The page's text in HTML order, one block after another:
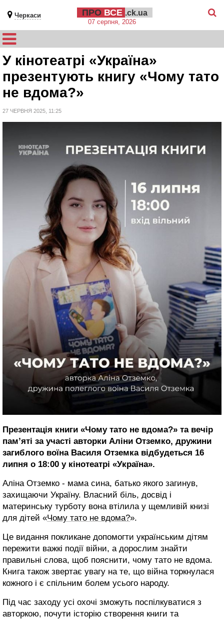
Черкаси ПРО ВСЕ .ck.ua
07 серпня, 2026
У кінотеатрі «Україна»
презентують книгу «Чому тато
не вдома?»
27 ЧЕРВНЯ 2025, 11:25
Презентація книги «Чому тато не вдома?» та вечір
пам’яті за участі авторки Аліни Отземко, дружини
загиблого воїна Василя Отземка відбудеться 16
липня о 18:00 у кінотеатрі «Україна».
Аліна Отземко - мама сина, батько якого загинув,
захищаючи Україну. Власний біль, досвід і
материнську турботу вона втілила у щемливій книзі
для дітей «Чому тато не вдома?».
Це видання покликане допомогти українським дітям
пережити важкі події війни, а дорослим знайти
правильні слова, щоб пояснити, чому тато не вдома.
Книга також звертає увагу на те, що війна торкнулася
кожного і є спільним болем усього народу.
Під час заходу усі охочі зможуть поспілкуватися з
авторкою, почути історію створення книги та